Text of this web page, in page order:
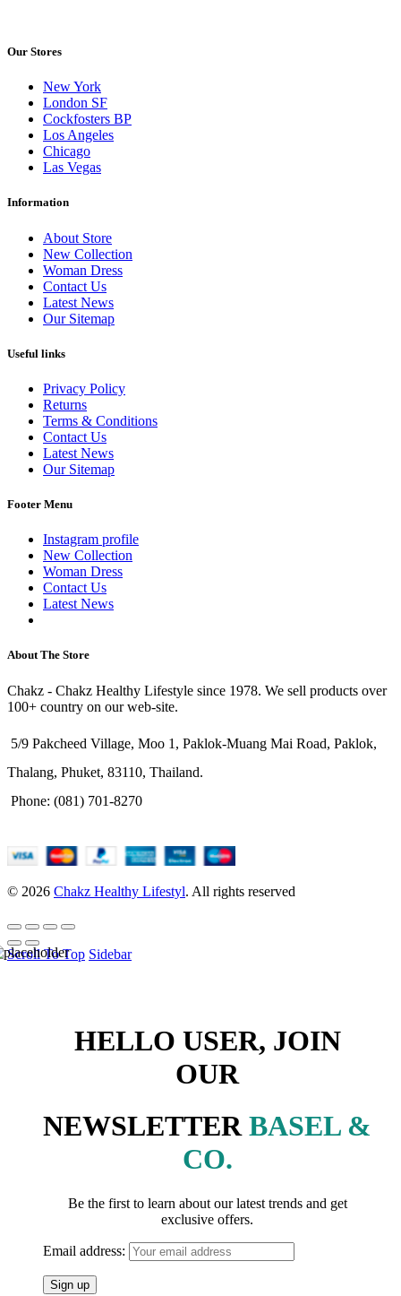
Our Stores
New York
London SF
Cockfosters BP
Los Angeles
Chicago
Las Vegas
Information
About Store
New Collection
Woman Dress
Contact Us
Latest News
Our Sitemap
Useful links
Privacy Policy
Returns
Terms & Conditions
Contact Us
Latest News
Our Sitemap
Footer Menu
Instagram profile
New Collection
Woman Dress
Contact Us
Latest News
About The Store
Chakz - Chakz Healthy Lifestyle since 1978. We sell products over
100+ country on our web-site.
5/9 Pakcheed Village, Moo 1, Paklok-Muang Mai Road, Paklok,
Thalang, Phuket, 83110, Thailand.
Phone: (081) 701-8270
© 2026 Chakz Healthy Lifestyl. All rights reserved
Scroll To Top Sidebar
HELLO USER, JOIN
OUR
NEWSLETTERBASEL &
CO.
Be the first to learn about our latest trends and get
exclusive offers.
Email address: